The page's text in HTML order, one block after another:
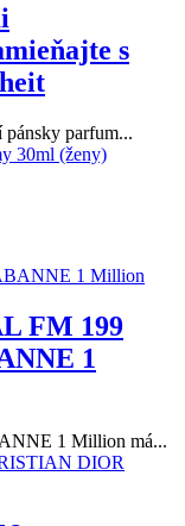
s
parfum...
FM 199
1
1 Million má...